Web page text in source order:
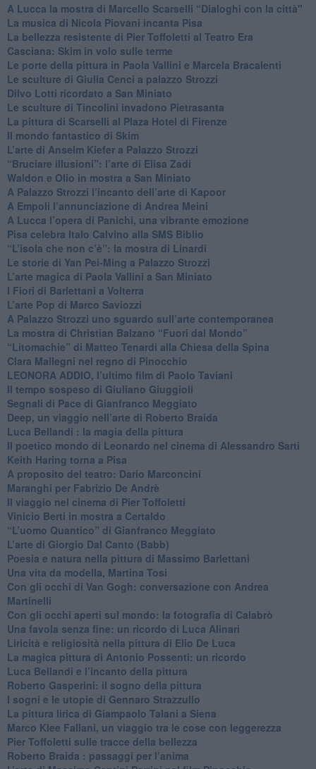
A Lucca la mostra di Marcello Scarselli “Dialoghi con la città"
​La musica di Nicola Piovani incanta Pisa
​La bellezza resistente di Pier Toffoletti al Teatro Era
​Casciana: Skim in volo sulle terme
​Le porte della pittura in Paola Vallini e Marcela Bracalenti
​Le sculture di Giulia Cenci a palazzo Strozzi
​Dilvo Lotti ricordato a San Miniato
​Le sculture di Tincolini invadono Pietrasanta
La pittura di Scarselli al Plaza Hotel di Firenze
​Il mondo fantastico di Skim
​L’arte di Anselm Kiefer a Palazzo Strozzi
​“Bruciare illusioni”: l’arte di Elisa Zadi
​Waldon e Olio in mostra a San Miniato
​A Palazzo Strozzi l’incanto dell’arte di Kapoor
​A Empoli l’annunciazione di Andrea Meini
A Lucca l’opera di Panichi, una vibrante emozione
Pisa celebra Italo Calvino alla SMS Biblio
“L’isola che non c’è”: la mostra di Linardi
​Le storie di Yan Pei-Ming a Palazzo Strozzi
​L’arte magica di Paola Vallini a San Miniato
​I Fiori di Barlettani a Volterra
​L’arte Pop di Marco Saviozzi
​A Palazzo Strozzi uno sguardo sull’arte contemporanea
La mostra di Christian Balzano “Fuori dal Mondo”
​“Litomachie” di Matteo Tenardi alla Chiesa della Spina
​Clara Mallegni nel regno di Pinocchio
​LEONORA ADDIO, l’ultimo film di Paolo Taviani
Il tempo sospeso di Giuliano Giuggioli
Segnali di Pace di Gianfranco Meggiato
​Deep, un viaggio nell’arte di Roberto Braida
​Luca Bellandi : la magia della pittura
​Il poetico mondo di Leonardo nel cinema di Alessandro Sarti
​Keith Haring torna a Pisa
​A proposito del teatro: Dario Marconcini
Maranghi per Fabrizio De Andrè
​Il viaggio nel cinema di Pier Toffoletti
Vinicio Berti in mostra a Certaldo
“L’uomo Quantico” di Gianfranco Meggiato
​L’arte di Giorgio Dal Canto (Babb)
Poesia e natura nella pittura di Massimo Barlettani
Una vita da modella, Martina Tosi
​Con gli occhi di Van Gogh: conversazione con Andrea
Martinelli
​Con gli occhi aperti sul mondo: la fotografia di Calabrò
Una favola senza fine: un ricordo di Luca Alinari
Liricità e religiosità nella pittura di Elio De Luca
La magica pittura di Antonio Possenti: un ricordo
Luca Bellandi e l’incanto della pittura
​Roberto Gasperini: il sogno della pittura
I sogni e le utopie di Gennaro Strazzullo
La pittura lirica di Giampaolo Talani a Siena
​Marco Klee Fallani, un viaggio tra le cose con leggerezza
​Pier Toffoletti sulle tracce della bellezza
​Roberto Braida : passaggi per l’anima